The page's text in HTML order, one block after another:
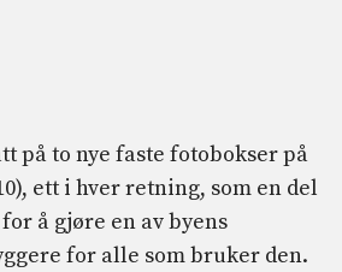
på to nye faste fotobokser på
ett i hver retning, som en del
å gjøre en av byens
for alle som bruker den.